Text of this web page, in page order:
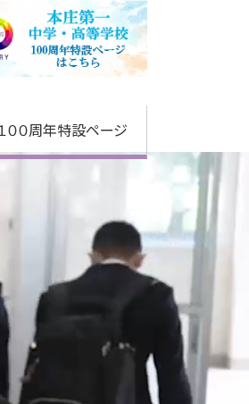
００周年特設ページ